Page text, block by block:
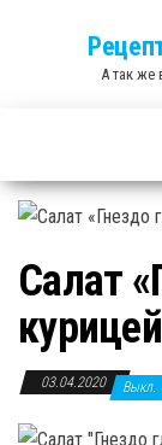
А так же
Салат
курицей
03.04.2020 Выкл.